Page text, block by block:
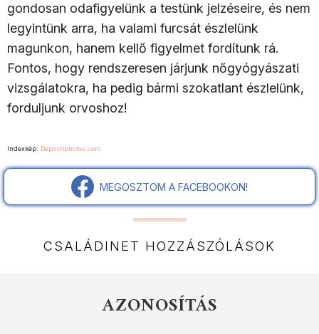
gondosan odafigyelünk a testünk jelzéseire, és nem
legyintünk arra, ha valami furcsát észlelünk
magunkon, hanem kellő figyelmet fordítunk rá.
Fontos, hogy rendszeresen járjunk nőgyógyászati
vizsgálatokra, ha pedig bármi szokatlant észlelünk,
forduljunk orvoshoz!
Indexkép: Depositphotos.com
MEGOSZTOM A FACEBOOKON!
CSALÁDINET HOZZÁSZÓLÁSOK
AZONOSÍTÁS